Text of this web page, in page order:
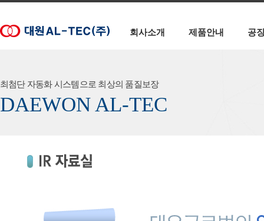
회사소개 제품안내 공
최첨단 자동화 시스템으로 최상의 품질보장
DAEWON AL-TEC